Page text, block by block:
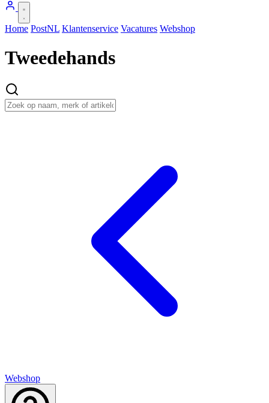
Home PostNL Klantenservice Vacatures Webshop
Tweedehands
Webshop